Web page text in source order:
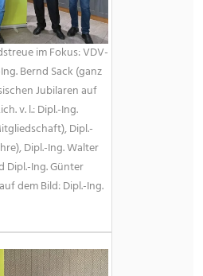
im Fokus: VDV-
Bernd Sack (ganz
Jubilaren auf
v. l.: Dipl.-Ing.
Dipl.-
Dipl.-Ing. Walter
Dipl.-Ing. Günter
dem Bild: Dipl.-Ing.